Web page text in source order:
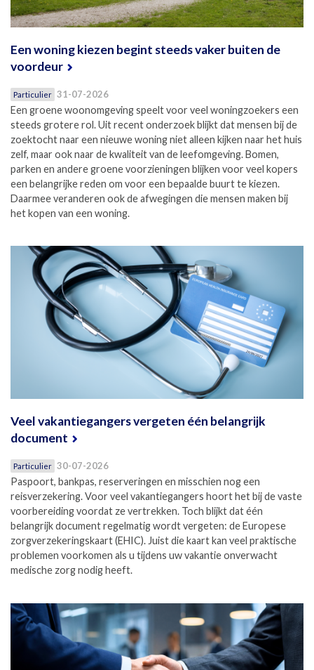
Een woning kiezen begint steeds vaker buiten de
voordeur
Particulier 31-07-2026
Een groene woonomgeving speelt voor veel woningzoekers een
steeds grotere rol. Uit recent onderzoek blijkt dat mensen bij de
zoektocht naar een nieuwe woning niet alleen kijken naar het huis
zelf, maar ook naar de kwaliteit van de leefomgeving. Bomen,
parken en andere groene voorzieningen blijken voor veel kopers
een belangrijke reden om voor een bepaalde buurt te kiezen.
Daarmee veranderen ook de afwegingen die mensen maken bij
het kopen van een woning.
Veel vakantiegangers vergeten één belangrijk
document
Particulier 30-07-2026
Paspoort, bankpas, reserveringen en misschien nog een
reisverzekering. Voor veel vakantiegangers hoort het bij de vaste
voorbereiding voordat ze vertrekken. Toch blijkt dat één
belangrijk document regelmatig wordt vergeten: de Europese
zorgverzekeringskaart (EHIC). Juist die kaart kan veel praktische
problemen voorkomen als u tijdens uw vakantie onverwacht
medische zorg nodig heeft.